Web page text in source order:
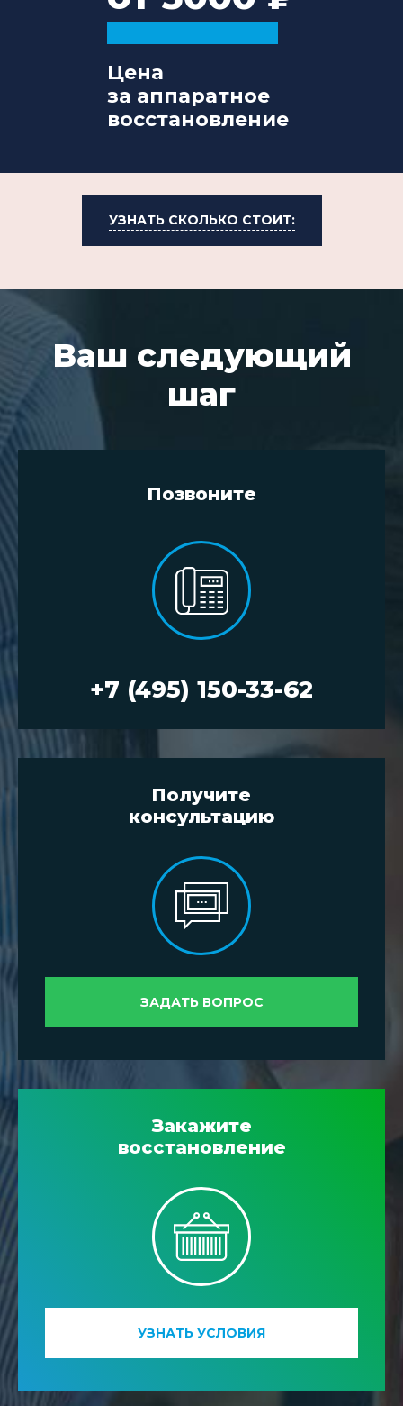
Цена
за аппаратное
восстановление
УЗНАТЬ СКОЛЬКО СТОИТ:
Ваш следующий
шаг
Позвоните
+7 (495) 150-33-62
Получите
консультацию
ЗАДАТЬ ВОПРОС
Закажите
восстановление
УЗНАТЬ УСЛОВИЯ